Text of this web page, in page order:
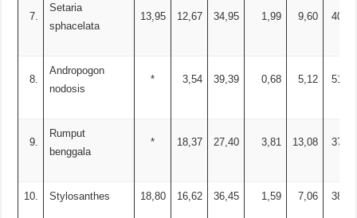
7.
Setaria
sphacelata
13,95 12,67 34,95 1,99 9,60 40,79
8.
Andropogon
nodosis
* 3,54 39,39 0,68 5,12 51,27
9.
Rumput
benggala
* 18,37 27,40 3,81 13,08 37,34
10. Stylosanthes 18,80 16,62 36,45 1,59 7,06 38,28